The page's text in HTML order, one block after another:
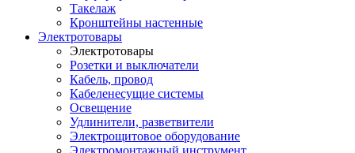
Такелаж
Кронштейны настенные
Электротовары
Электротовары
Розетки и выключатели
Кабель, провод
Кабеленесущие системы
Освещение
Удлинители, разветвители
Электрощитовое оборудование
Электромонтажный инструмент